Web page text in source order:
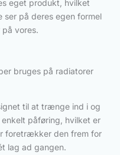
eget produkt, hvilket
på deres egen formel
vores.
bruges på radiatorer
til at trænge ind i og
påføring, hvilket er
foretrækker den frem for
lag ad gangen.